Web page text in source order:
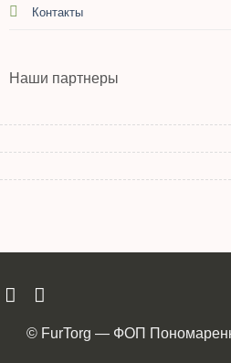
Контакты
Наши партнеры
© FurTorg — ФОП